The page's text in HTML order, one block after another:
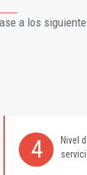
a los
4 Nivel